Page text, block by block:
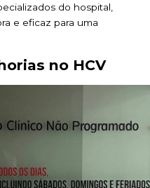
do hospital,
e eficaz para uma
no HCV